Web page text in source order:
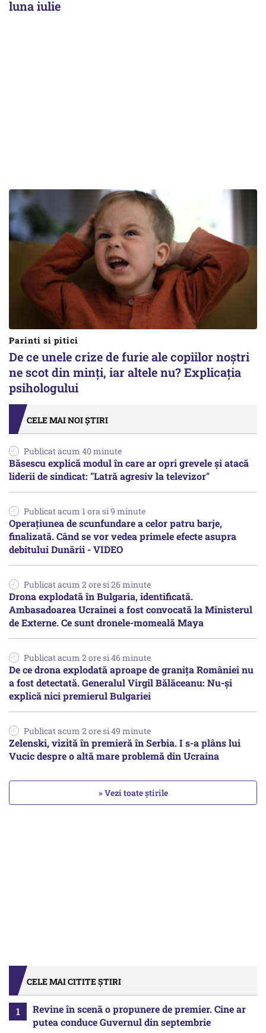
luna iulie
Parinti si pitici
De ce unele crize de furie ale copiilor noștri
ne scot din minți, iar altele nu? Explicația
psihologului
CELE MAI NOI ȘTIRI
Publicat acum 40 minute
Băsescu explică modul în care ar opri grevele și atacă
liderii de sindicat: "Latră agresiv la televizor"
Publicat acum 1 ora si 9 minute
Operațiunea de scunfundare a celor patru barje,
finalizată. Când se vor vedea primele efecte asupra
debitului Dunării - VIDEO
Publicat acum 2 ore si 26 minute
Drona explodată în Bulgaria, identificată.
Ambasadoarea Ucrainei a fost convocată la Ministerul
de Externe. Ce sunt dronele-momeală Maya
Publicat acum 2 ore si 46 minute
De ce drona explodată aproape de granița României nu
a fost detectată. Generalul Virgil Bălăceanu: Nu-și
explică nici premierul Bulgariei
Publicat acum 2 ore si 49 minute
Zelenski, vizită în premieră în Serbia. I s-a plâns lui
Vucic despre o altă mare problemă din Ucraina
» Vezi toate știrile
CELE MAI CITITE ȘTIRI
Revine în scenă o propunere de premier. Cine ar
putea conduce Guvernul din septembrie